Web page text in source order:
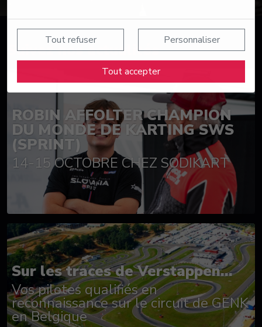
Tout refuser Personnaliser
Tout accepter
Suivez nos actualités
ROBIN AFFOLTER CHAMPION
DU MONDE DE KARTING SWS
(SPRINT)
14-15 OCTOBRE CHEZ SODIKART
Sur les traces de Verstappen...
Vos pilotes qualifiés en
reconnaissance sur le circuit de GENK
en Belgique